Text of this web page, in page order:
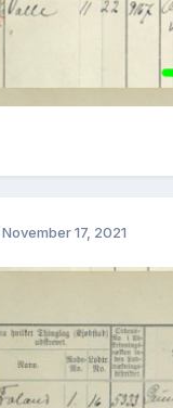
November 17, 2021